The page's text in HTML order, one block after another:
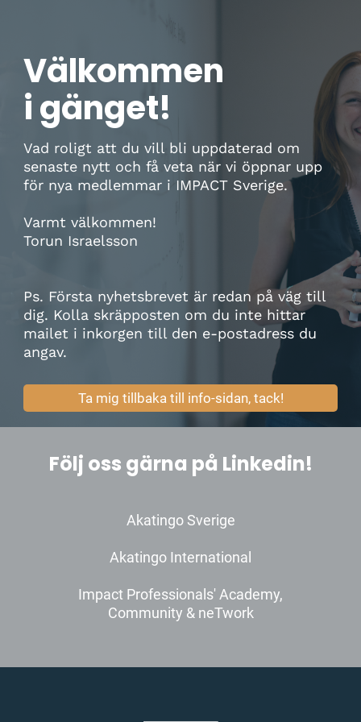
Välkommen
i gänget!
Vad roligt att du vill bli uppdaterad om
senaste nytt och få veta när vi öppnar upp
för nya medlemmar i IMPACT Sverige.
Varmt välkommen!
Torun Israelsson
Ps. Första nyhetsbrevet är redan på väg till
dig. Kolla skräpposten om du inte hittar
mailet i inkorgen till den e-postadress du
angav.
Ta mig tillbaka till info-sidan, tack!
Följ oss gärna på Linkedin!
Akatingo Sverige
Akatingo International
Impact Professionals' Academy,
Community & neTwork